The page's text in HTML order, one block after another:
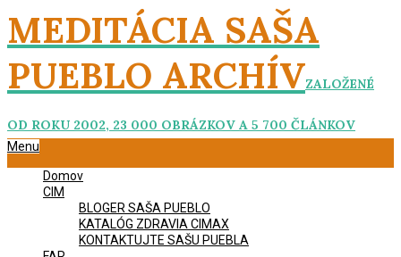
Skip
to
content
MEDITÁCIA SAŠA
PUEBLO ARCHÍVZALOŽENÉ
OD ROKU 2002, 23 000 OBRÁZKOV A 5 700 ČLÁNKOV
Primary
Menu
Domov
CIM
BLOGER SAŠA PUEBLO
KATALÓG ZDRAVIA CIMAX
KONTAKTUJTE SAŠU PUEBLA